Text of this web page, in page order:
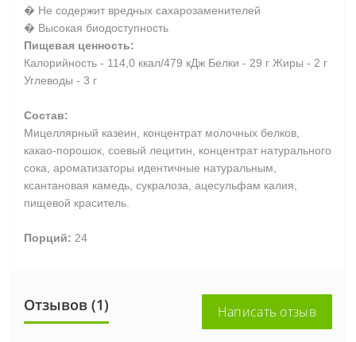
� Не содержит вредных сахарозаменителей
� Высокая биодоступность
Пищевая ценность:
Калорийность - 114,0 ккал/479 кДж Белки - 29 г Жиры - 2 г
Углеводы - 3 г
Состав:
Мицеллярный казеин, концентрат молочных белков,
какао-порошок, соевый лецитин, концентрат натурального
сока, ароматизаторы идентичные натуральным,
ксантановая камедь, сукралоза, ацесульфам калия,
пищевой краситель.
Порций: 24
Отзывов (1) Написать отзыв